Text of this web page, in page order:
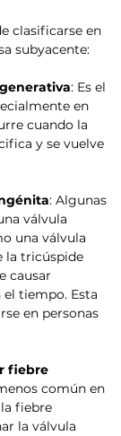
clasificarse en
subyacente:
: Es el
en
cuando la
y se vuelve
: Algunas
válvula
una válvula
la tricúspide
causar
tiempo. Esta
en personas
fiebre
común en
fiebre
la válvula